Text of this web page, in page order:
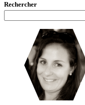
Rechercher